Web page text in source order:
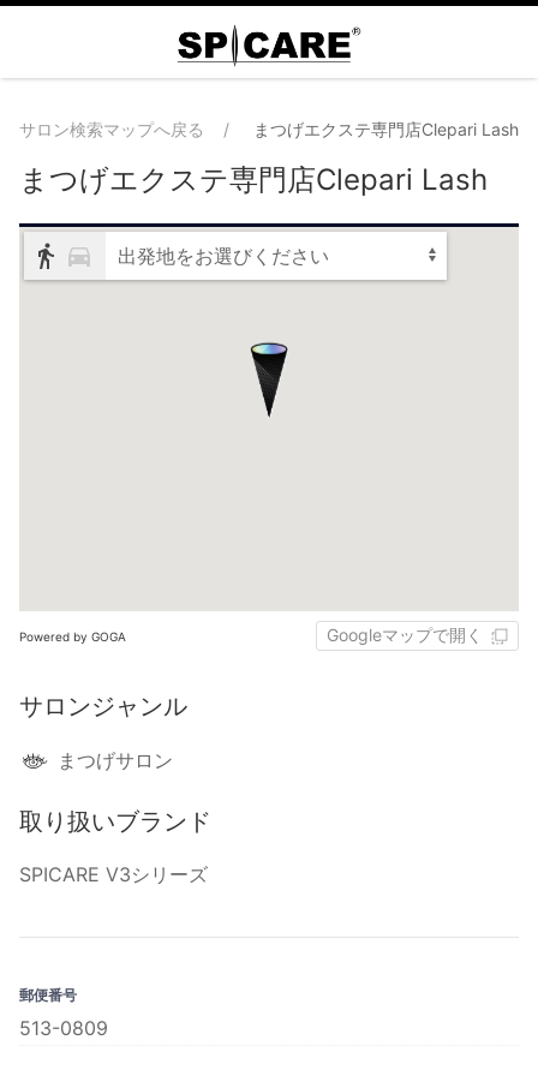
サロン検索マップへ戻る まつげエクステ専門店Clepari Lash
まつげエクステ専門店Clepari Lash
出発地をお選びください
Powered by GOGA Googleマップで開く
サロンジャンル
まつげサロン
取り扱いブランド
SPICARE V3シリーズ
郵便番号
513-0809